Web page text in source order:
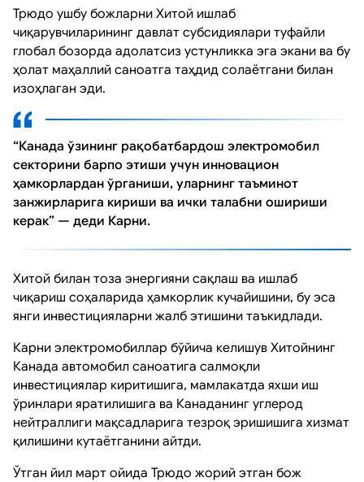
Трюдо ушбу божларни Хитой ишлаб
чиқарувчиларининг давлат субсидиялари туфайли
глобал бозорда адолатсиз устунликка эга экани ва бу
ҳолат маҳаллий саноатга таҳдид солаётгани билан
изоҳлаган эди.
“Канада ўзининг рақобатбардош электромобил
секторини барпо этиши учун инновацион
ҳамкорлардан ўрганиши, уларнинг таъминот
занжирларига кириши ва ички талабни ошириши
керак” — деди Карни.
Хитой билан тоза энергияни сақлаш ва ишлаб
чиқариш соҳаларида ҳамкорлик кучайишини, бу эса
янги инвестицияларни жалб этишини таъкидлади.
Карни электромобиллар бўйича келишув Хитойнинг
Канада автомобил саноатига салмоқли
инвестициялар киритишига, мамлакатда яхши иш
ўринлари яратилишига ва Канаданинг углерод
нейтраллиги мақсадларига тезроқ эришишига хизмат
қилишини кутаётганини айтди.
Ўтган йил март ойида Трюдо жорий этган бож